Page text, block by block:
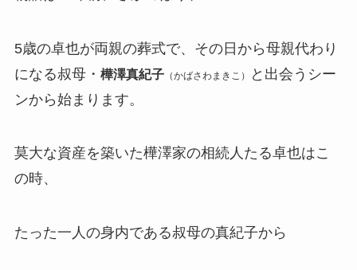
5歳の卓也が両親の葬式で、その日から母親代わり
になる叔母・ 樺澤真紀子（かばさわまきこ）
と出会うシー
ンから始まります。
莫大な資産を築いた樺澤家の相続人たる卓也はこ
の時、
たった一人の身内である叔母の真紀子から